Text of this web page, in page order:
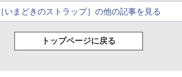
［いまどきのストラップ］の他の記事を見る
トップページに戻る